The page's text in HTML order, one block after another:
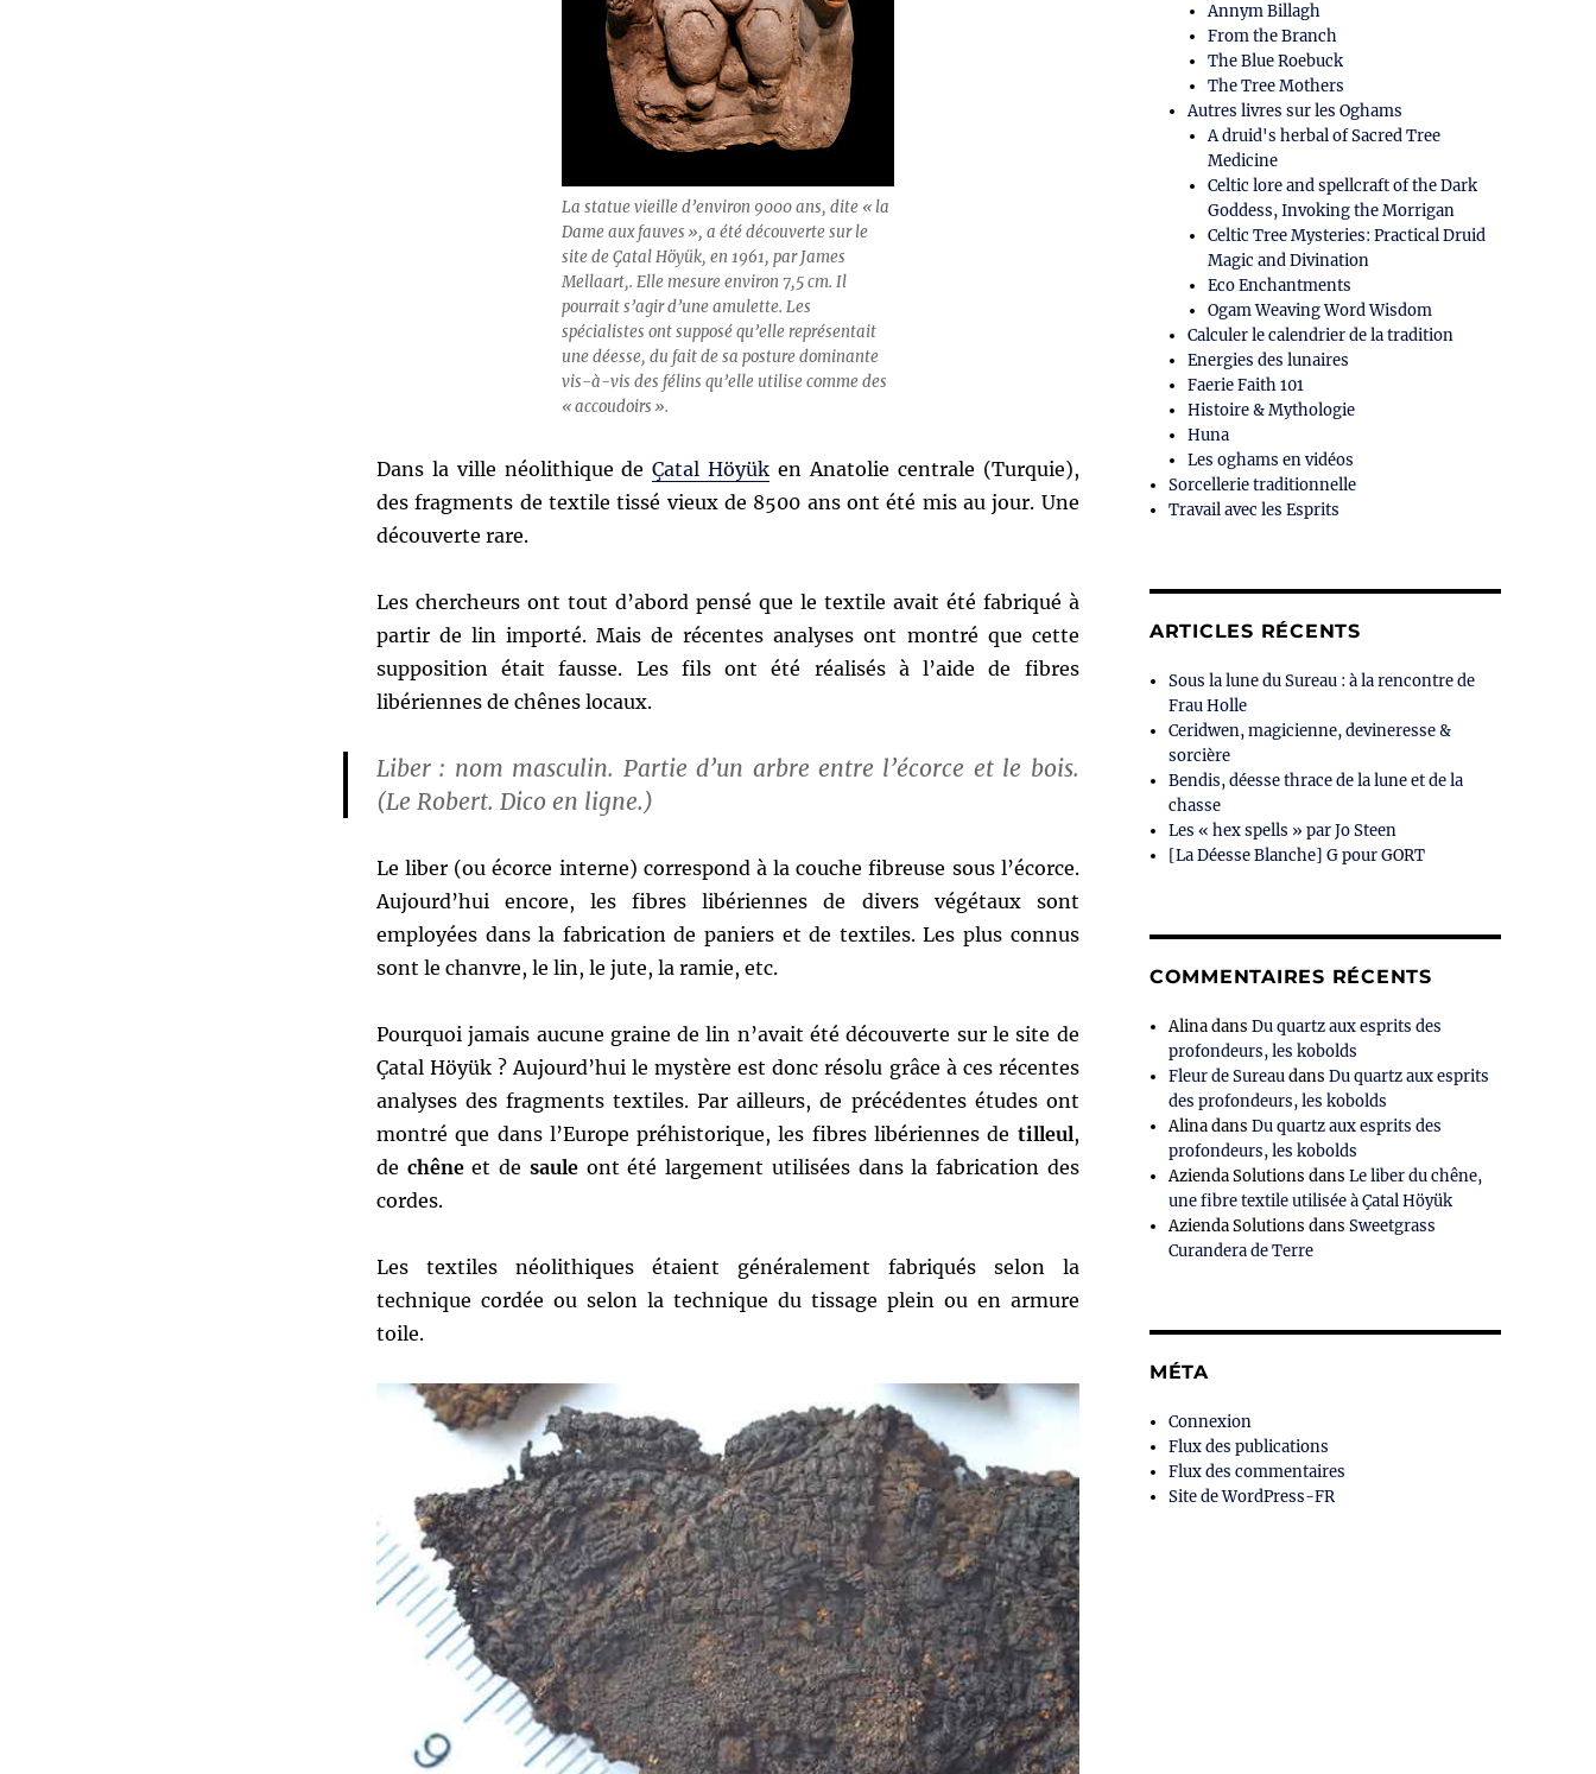
La statue vieille d’environ 9000 ans, dite « la
Dame aux fauves », a été découverte sur le
site de Çatal Höyük, en 1961, par James
Mellaart,. Elle mesure environ 7,5 cm. Il
pourrait s’agir d’une amulette. Les
spécialistes ont supposé qu’elle représentait
une déesse, du fait de sa posture dominante
vis-à-vis des félins qu’elle utilise comme des
« accoudoirs ».
Dans la ville néolithique deÇatal Höyük en Anatolie centrale (Turquie),
des fragments de textile tissé vieux de 8500 ans ont été mis au jour. Une
découverte rare.
Les chercheurs ont tout d’abord pensé que le textile avait été fabriqué à
partir de lin importé. Mais de récentes analyses ont montré que cette
supposition était fausse. Les fils ont été réalisés à l’aide de fibres
libériennes de chênes locaux.
Liber : nom masculin. Partie d’un arbre entre l’écorce et le bois.
(Le Robert. Dico en ligne.)
Le liber (ou écorce interne) correspond à la couche fibreuse sous l’écorce.
Aujourd’hui encore, les fibres libériennes de divers végétaux sont
employées dans la fabrication de paniers et de textiles. Les plus connus
sont le chanvre, le lin, le jute, la ramie, etc.
Pourquoi jamais aucune graine de lin n’avait été découverte sur le site de
Çatal Höyük ? Aujourd’hui le mystère est donc résolu grâce à ces récentes
analyses des fragments textiles. Par ailleurs, de précédentes études ont
montré que dans l’Europe préhistorique, les fibres libériennes de tilleul,
de chêneet de sauleont été largement utilisées dans la fabrication des
cordes.
Les textiles néolithiques étaient généralement fabriqués selon la
technique cordée ou selon la technique du tissage plein ou en armure
toile.
Annym Billagh
From the Branch
The Blue Roebuck
The Tree Mothers
Autres livres sur les Oghams
A druid's herbal of Sacred Tree
Medicine
Celtic lore and spellcraft of the Dark
Goddess, Invoking the Morrigan
Celtic Tree Mysteries: Practical Druid
Magic and Divination
Eco Enchantments
Ogam Weaving Word Wisdom
Calculer le calendrier de la tradition
Energies des lunaires
Faerie Faith 101
Histoire & Mythologie
Huna
Les oghams en vidéos
Sorcellerie traditionnelle
Travail avec les Esprits
ARTICLES RÉCENTS
Sous la lune du Sureau : à la rencontre de
Frau Holle
Ceridwen, magicienne, devineresse &
sorcière
Bendis, déesse thrace de la lune et de la
chasse
Les « hex spells » par Jo Steen
[La Déesse Blanche] G pour GORT
COMMENTAIRES RÉCENTS
AlinadansDu quartz aux esprits des
profondeurs, les kobolds
Fleur de SureaudansDu quartz aux esprits
des profondeurs, les kobolds
AlinadansDu quartz aux esprits des
profondeurs, les kobolds
Azienda Solutions dansLe liber du chêne,
une fibre textile utilisée à Çatal Höyük
Azienda Solutions dansSweetgrass
Curandera de Terre
MÉTA
Connexion
Flux des publications
Flux des commentaires
Site de WordPress-FR